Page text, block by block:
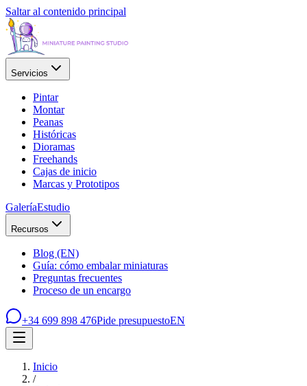
Saltar al contenido principal
Servicios
Pintar
Montar
Peanas
Históricas
Dioramas
Freehands
Cajas de inicio
Marcas y Prototipos
GaleríaEstudio
Recursos
Blog (EN)
Guía: cómo embalar miniaturas
Preguntas frecuentes
Proceso de un encargo
+34 699 898 476Pide presupuestoEN
Inicio
/